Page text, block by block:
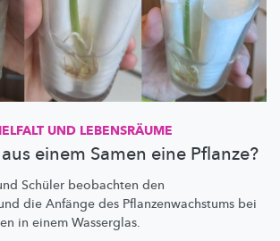
UND LEBENSRÄUME
einem Samen eine Pflanze?
Schüler beobachten den
die Anfänge des Pflanzenwachstums bei
in einem Wasserglas.